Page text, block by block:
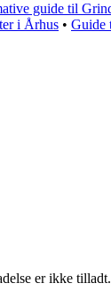
guide til
i Århus • Guide
er ikke tilladt.